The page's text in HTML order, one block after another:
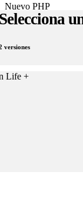
Nuevo PHP
versiones